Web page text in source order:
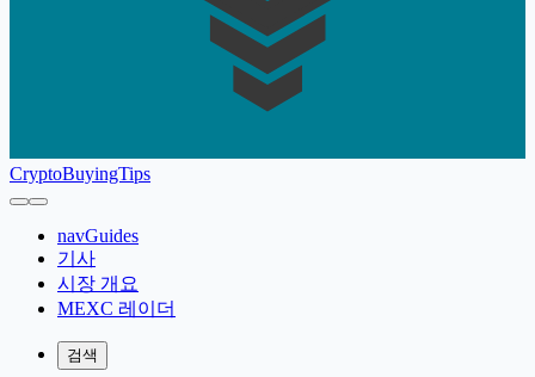
CryptoBuyingTips
navGuides
기사
시장 개요
MEXC 레이더
검색